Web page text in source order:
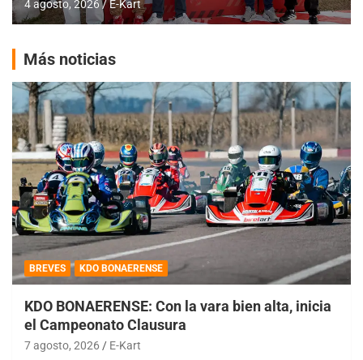
4 agosto, 2026 E-Kart
Más noticias
BREVES KDO BONAERENSE
KDO BONAERENSE: Con la vara bien alta, inicia
el Campeonato Clausura
7 agosto, 2026 E-Kart